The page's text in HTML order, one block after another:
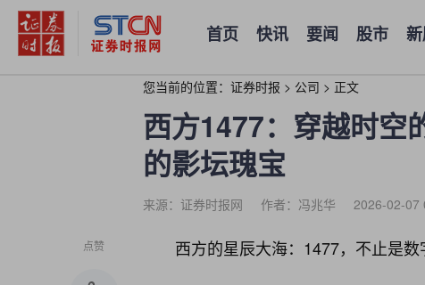
首页 快讯 要闻 股市
您当前的位置： 证券时报 > 公司 > 正文
西方1477：穿越时空
的影坛瑰宝
来源：证券时报网 作者：冯兆华 2026-02-07
点赞 西方的星辰大海：1477，不止是